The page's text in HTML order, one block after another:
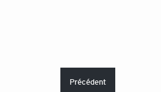
Précédent